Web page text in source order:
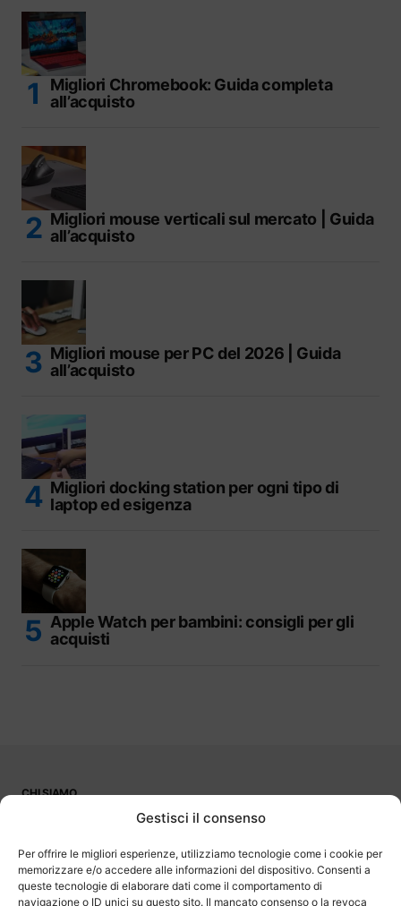
Gestisci il consenso
Per offrire le migliori esperienze, utilizziamo tecnologie come i cookie per
memorizzare e/o accedere alle informazioni del dispositivo. Consenti a
queste tecnologie di elaborare dati come il comportamento di
navigazione o ID unici su questo sito. Il mancato consenso o la revoca
Migliori Chromebook: Guida completa
all’acquisto
Migliori mouse verticali sul mercato | Guida
all’acquisto
Migliori mouse per PC del 2026 | Guida
all’acquisto
Migliori docking station per ogni tipo di
laptop ed esigenza
Apple Watch per bambini: consigli per gli
acquisti
CHI SIAMO